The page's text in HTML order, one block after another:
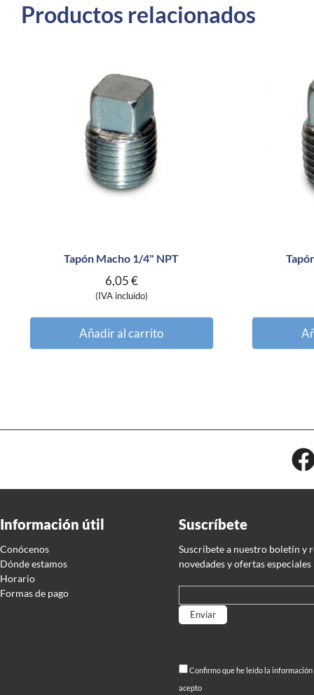
Productos relacionados
Tapón Macho 1/4" NPT
6,05€
(IVA incluido)
Añadir al carrito
Información útil
Conócenos
Dónde estamos
Horario
Formas de pago
Suscríbete
Suscríbete a nuestro boletín y
novedades y ofertas especiales
Confirmo que he leído la
acepto